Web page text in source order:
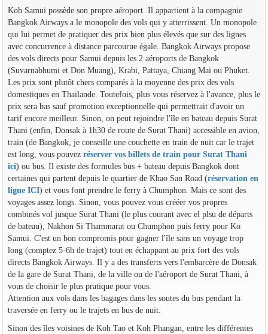
Koh Samui possède son propre aéroport. Il appartient à la compagnie
Bangkok Airways a le monopole des vols qui y atterrissent. Un monopole
qui lui permet de pratiquer des prix bien plus élevés que sur des lignes
avec concurrence à distance parcourue égale. Bangkok Airways propose
des vols directs pour Samui depuis les 2 aéroports de Bangkok
(Suvarnabhumi et Don Muang), Krabi, Pattaya, Chiang Mai ou Phuket.
Les prix sont plutôt chers comparés à la moyenne des prix des vols
domestiques en Thaïlande. Toutefois, plus vous réservez à l'avance, plus le
prix sera bas sauf promotion exceptionnelle qui permettrait d'avoir un
tarif encore meilleur. Sinon, on peut rejoindre l'île en bateau depuis Surat
Thani (enfin, Donsak à 1h30 de route de Surat Thani) accessible en avion,
train (de Bangkok, je conseille une couchette en train de nuit car le trajet
est long, vous pouvez réserver vos billets de train pour Surat Thani
ici) ou bus. Il existe des formules bus + bateau depuis Bangkok dont
certaines qui partent depuis le quartier de Khao San Road (réservation en
ligne ICI) et vous font prendre le ferry à Chumphon. Mais ce sont des
voyages assez longs. Sinon, vous pouvez vous crééer vos propres
combinés vol jusque Surat Thani (le plus courant avec el plsu de départs
de bateau), Nakhon Si Thammarat ou Chumphon puis ferry pour Ko
Samui. C'est un bon compromis pour gagner l'île sans un voyage trop
long (comptez 5-6h de trajet) tout en échappant au prix fort des vols
directs Bangkok Airways. Il y a des transferts vers l'embarcère de Donsak
de la gare de Surat Thani, de la ville ou de l'aéroport de Surat Thani, à
vous de choisir le plus pratique pour vous.
Attention aux vols dans les bagages dans les soutes du bus pendant la
traversée en ferry ou le trajets en bus de nuit.
Sinon des îles voisines de Koh Tao et Koh Phangan, entre les différentes